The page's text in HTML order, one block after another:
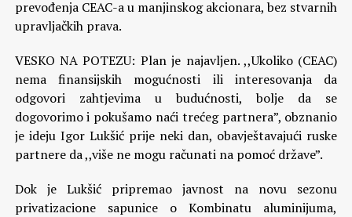
prevođenja CEAC-a u manjinskog akcionara, bez stvarnih
upravljačkih prava.
VESKO NA POTEZU: Plan je najavljen. ,,Ukoliko (CEAC)
nema finansijskih mogućnosti ili interesovanja da
odgovori zahtjevima u budućnosti, bolje da se
dogovorimo i pokušamo naći trećeg partnera”, obznanio
je ideju Igor Lukšić prije neki dan, obavještavajući ruske
partnere da ,,više ne mogu računati na pomoć države”.
Dok je Lukšić pripremao javnost na novu sezonu
privatizacione sapunice o Kombinatu aluminijuma,